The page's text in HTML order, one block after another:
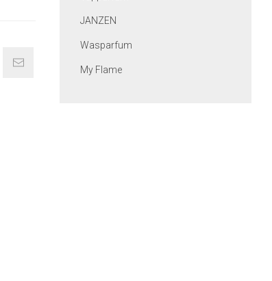
JANZEN
Wasparfum
My Flame